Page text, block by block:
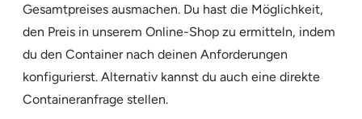
Gesamtpreises ausmachen. Du hast die Möglichkeit,
den Preis in unserem Online-Shop zu ermitteln, indem
du den Container nach deinen Anforderungen
konfigurierst. Alternativ kannst du auch eine direkte
Containeranfrage stellen.